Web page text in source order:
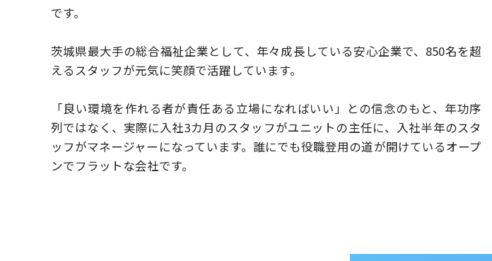
です。
茨城県最大手の総合福祉企業として、年々成長している安心企業で、 850名を超
えるスタッフが元気に笑顔で活躍しています。
「良い環境を作れる者が責任ある立場になればいい」との信念のもと、 年功序
列ではなく、実際に入社3カ月のスタッフがユニットの主任に、 入社半年のスタ
ッフがマネージャーになっています。 誰にでも役職登用の道が開けているオープ
ンでフラットな会社です。